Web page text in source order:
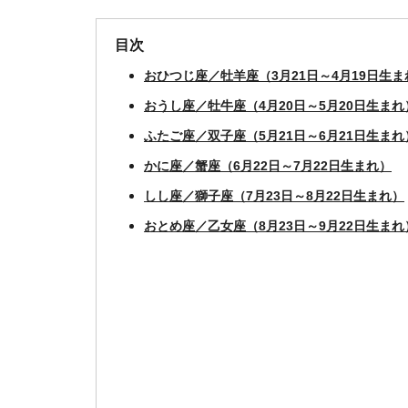
目次
おひつじ座／牡羊座（3月21日～4月19日生ま
おうし座／牡牛座（4月20日～5月20日生まれ
ふたご座／双子座（5月21日～6月21日生まれ
かに座／蟹座（6月22日～7月22日生まれ）
しし座／獅子座（7月23日～8月22日生まれ）
おとめ座／乙女座（8月23日～9月22日生まれ